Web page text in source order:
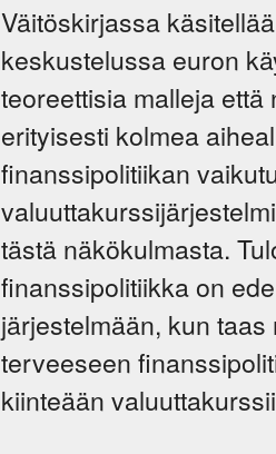
Väitöskirjassa
keskustelussa euron
teoreettisia malleja
erityisesti kolmea
finanssipolitiikan
tästä näkökulmasta.
finanssipolitiikka on
järjestelmään, kun
terveeseen
kiinteään